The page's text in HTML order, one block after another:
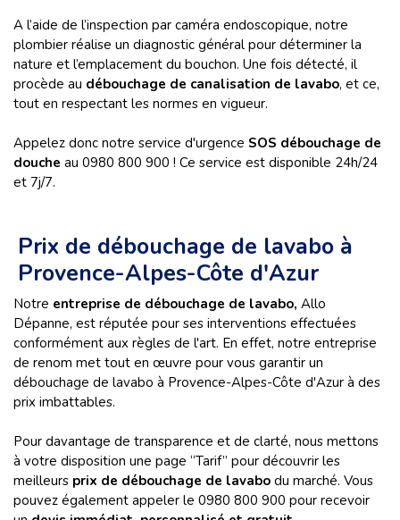
A l’aide de l’inspection par caméra endoscopique, notre
plombier réalise un diagnostic général pour déterminer la
nature et l’emplacement du bouchon. Une fois détecté, il
procède au débouchage de canalisation de lavabo, et ce,
tout en respectant les normes en vigueur.
Appelez donc notre service d'urgence SOS débouchage de
douche au 0980 800 900 ! Ce service est disponible 24h/24
et 7j/7.
Prix de débouchage de lavabo à
Provence-Alpes-Côte d'Azur
Notre entreprise de débouchage de lavabo, Allo
Dépanne, est réputée pour ses interventions effectuées
conformément aux règles de l'art. En effet, notre entreprise
de renom met tout en œuvre pour vous garantir un
débouchage de lavabo à Provence-Alpes-Côte d'Azur à des
prix imbattables.
Pour davantage de transparence et de clarté, nous mettons
à votre disposition une page “Tarif” pour découvrir les
meilleurs prix de débouchage de lavabo du marché. Vous
pouvez également appeler le 0980 800 900 pour recevoir